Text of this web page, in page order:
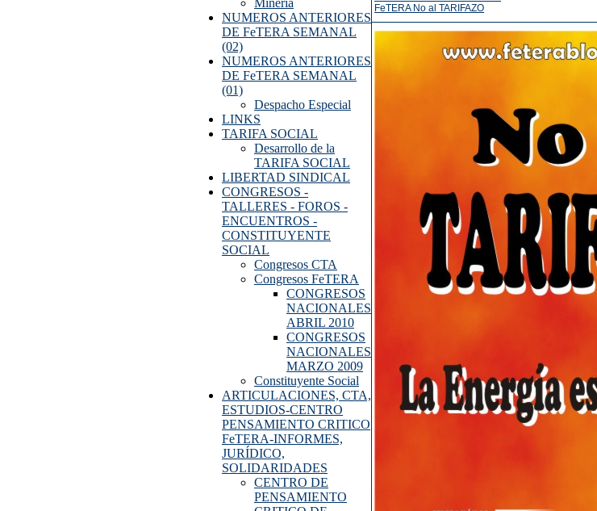
Minería
NUMEROS ANTERIORES
DE FeTERA SEMANAL
(02)
NUMEROS ANTERIORES
DE FeTERA SEMANAL
(01)
Despacho Especial
LINKS
TARIFA SOCIAL
Desarrollo de la
TARIFA SOCIAL
LIBERTAD SINDICAL
CONGRESOS -
TALLERES - FOROS -
ENCUENTROS -
CONSTITUYENTE
SOCIAL
Congresos CTA
Congresos FeTERA
CONGRESOS
NACIONALES
ABRIL 2010
CONGRESOS
NACIONALES
MARZO 2009
Constituyente Social
ARTICULACIONES, CTA,
ESTUDIOS-CENTRO
PENSAMIENTO CRITICO
FeTERA-INFORMES,
JURÍDICO,
SOLIDARIDADES
CENTRO DE
PENSAMIENTO
FeTERA No al TARIFAZO